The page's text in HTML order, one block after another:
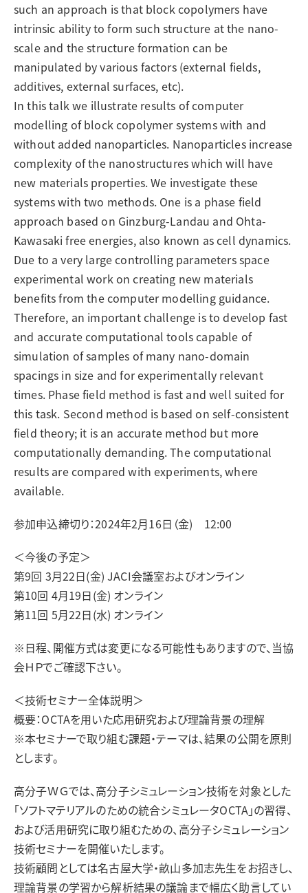
such an approach is that block copolymers have
intrinsic ability to form such structure at the nano-
scale and the structure formation can be
manipulated by various factors (external fields,
additives, external surfaces, etc).
In this talk we illustrate results of computer
modelling of block copolymer systems with and
without added nanoparticles. Nanoparticles increase
complexity of the nanostructures which will have
new materials properties. We investigate these
systems with two methods. One is a phase field
approach based on Ginzburg-Landau and Ohta-
Kawasaki free energies, also known as cell dynamics.
Due to a very large controlling parameters space
experimental work on creating new materials
benefits from the computer modelling guidance.
Therefore, an important challenge is to develop fast
and accurate computational tools capable of
simulation of samples of many nano-domain
spacings in size and for experimentally relevant
times. Phase field method is fast and well suited for
this task. Second method is based on self-consistent
field theory; it is an accurate method but more
computationally demanding. The computational
results are compared with experiments, where
available.
参加申込締切り：2024年2月16日（金) 12:00
＜今後の予定＞
第9回 3月22日(金) JACI会議室およびオンライン
第10回 4月19日(金) オンライン
第11回 5月22日(水) オンライン
※日程、開催方式は変更になる可能性もありますので、当協
会ＨＰでご確認下さい。
＜技術セミナー全体説明＞
概要：OCTAを用いた応用研究および理論背景の理解
※本セミナーで取り組む課題・テーマは、結果の公開を原則
とします。
高分子ＷＧでは、高分子シミュレーション技術を対象とした
「ソフトマテリアルのための統合シミュレータOCTA」の習得、
および活用研究に取り組むための、高分子シミュレーション
技術セミナーを開催いたします。
技術顧問としては名古屋大学・畝山多加志先生をお招きし、
理論背景の学習から解析結果の議論まで幅広く助言してい